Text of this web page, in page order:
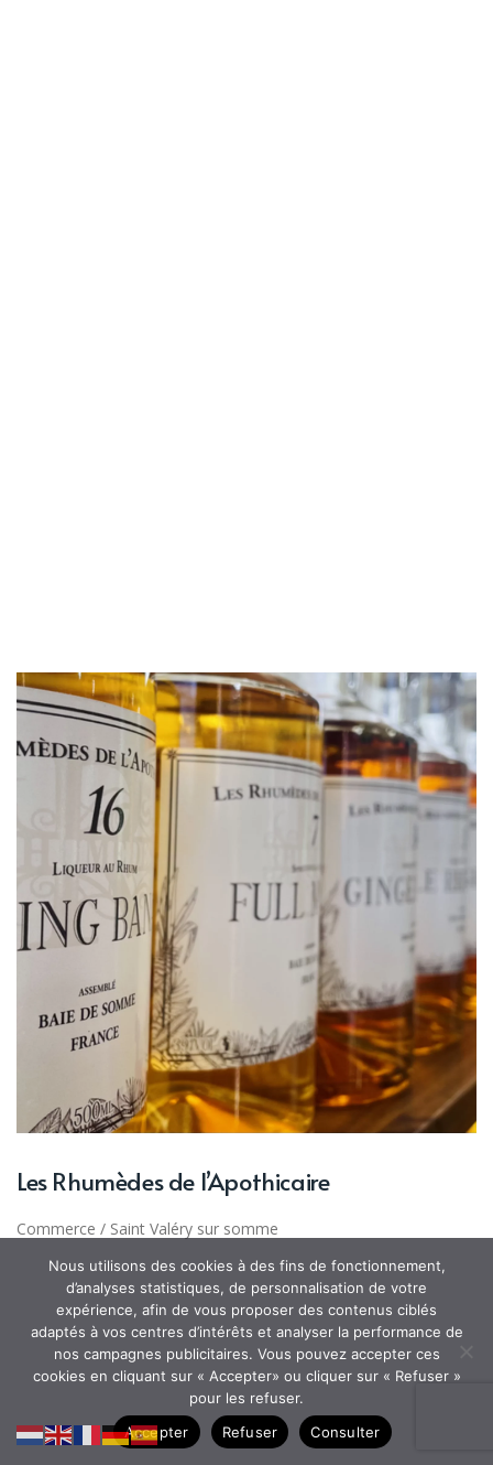
Les Rhumèdes de l’Apothicaire
Commerce / Saint Valéry sur somme
Nous utilisons des cookies à des fins de fonctionnement,
d’analyses statistiques, de personnalisation de votre
expérience, afin de vous proposer des contenus ciblés
adaptés à vos centres d’intérêts et analyser la performance de
nos campagnes publicitaires. Vous pouvez accepter ces
cookies en cliquant sur « Accepter» ou cliquer sur « Refuser »
pour les refuser.
Accepter
Refuser Consulter